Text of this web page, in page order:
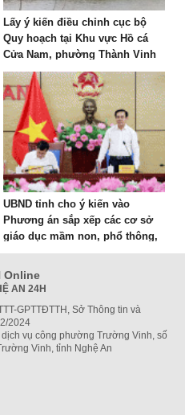
Lấy ý kiến điều chỉnh cục bộ
Quy hoạch tại Khu vực Hồ cá
Cửa Nam, phường Thành Vinh
UBND tỉnh cho ý kiến vào
Phương án sắp xếp các cơ sở
giáo dục mầm non, phổ thông,
giáo dục thường xuyên và giáo
dục nghề nghiệp công lập
Online
AN 24H
GPTTĐTTH, Sở Thông tin và
2024
vụ công phường Trường Vinh, số
Vinh, tỉnh Nghệ An